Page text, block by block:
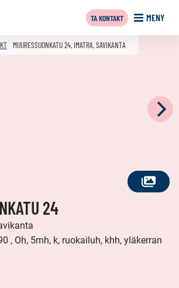
MENY
TA KONTAKT
SE
MUURESSUONKATU 24, IMATRA, SAVIKANTA
24
, Oh, 5mh, k, ruokailuh, khh, yläkerran